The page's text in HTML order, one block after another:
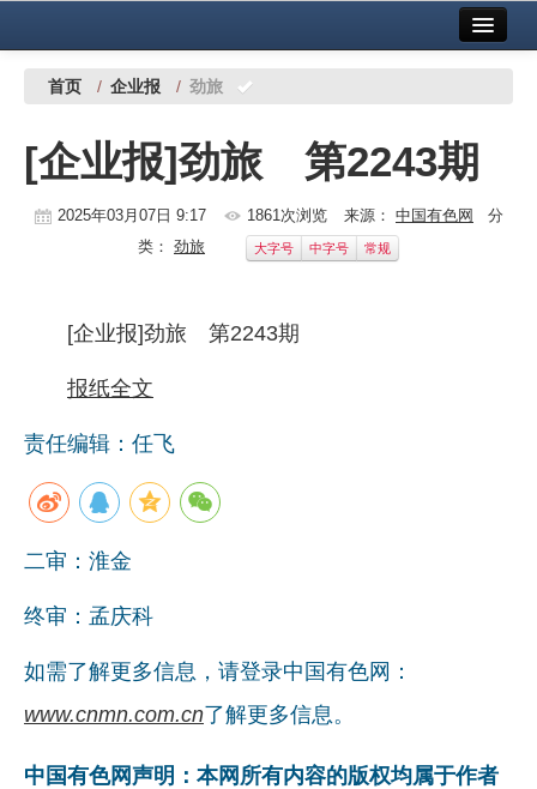
中国有色金属报社主办 广告服务
铜镍铅锌
铝
党建工作
企业文化
《资源再生》杂志
行情报价
数字报
首页 / 企业报 / 劲旅
[企业报]劲旅 第2243期
2025年03月07日 9:17 1861次浏览 来源： 中国有色网
分
类： 劲旅 大字号 中字号 常规
[企业报]劲旅 第2243期
报纸全文
责任编辑：任飞
二审：淮金
终审：孟庆科
如需了解更多信息，请登录中国有色网：
www.cnmn.com.cn了解更多信息。
中国有色网声明：本网所有内容的版权均属于作者